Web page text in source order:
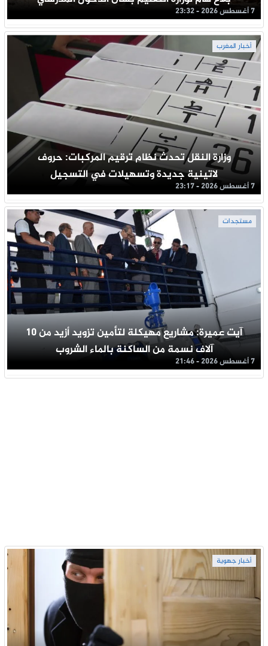
7 أغسطس 2026 - 23:32
أخبار المغرب
وزارة النقل تحدث نظام ترقيم المركبات: حروف
لاتينية جديدة وتسهيلات في التسجيل
7 أغسطس 2026 - 23:17
مستجدات
آيت عميرة: مشاريع مهيكلة لتأمين تزويد أزيد من 10
آلاف نسمة من الساكنة بالماء الشروب
7 أغسطس 2026 - 21:46
أخبار جهوية